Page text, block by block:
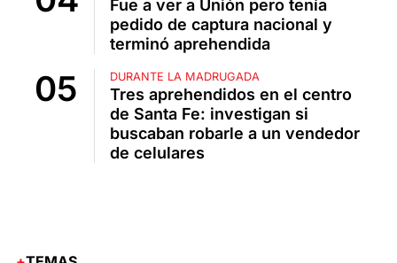
Fue a ver a Unión pero tenía
pedido de captura nacional y
terminó aprehendida
DURANTE LA MADRUGADA
Tres aprehendidos en el centro
de Santa Fe: investigan si
buscaban robarle a un vendedor
de celulares